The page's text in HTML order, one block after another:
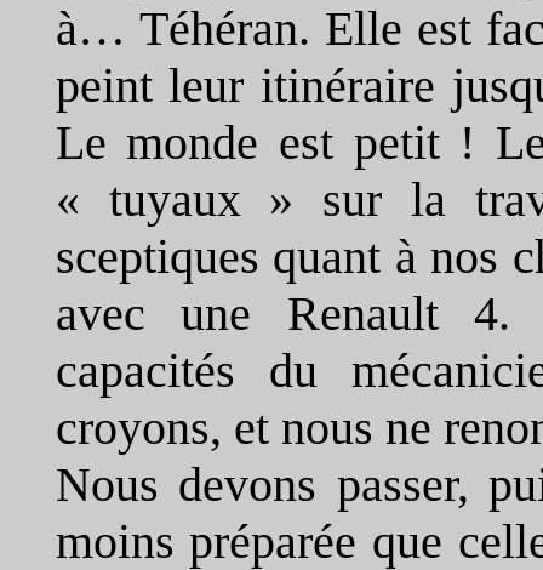
à… Téhéran. Elle est
peint leur itinéraire
Le monde est petit !
« tuyaux » sur la
sceptiques quant à nos
avec une Renault 4.
capacités du
croyons, et nous ne
Nous devons passer,
moins préparée que